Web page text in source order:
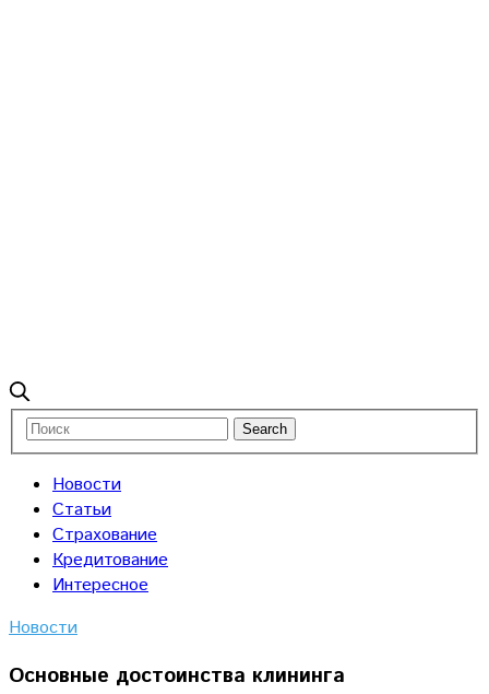
Новости
Статьи
Страхование
Кредитование
Интересное
Новости
Основные достоинства клининга